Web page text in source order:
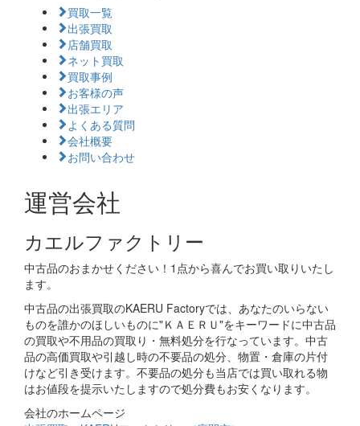
買取一覧
出張買取
店舗買取
ネット買取
買取事例
お客様の声
出張エリア
よくある質問
会社概要
お問い合わせ
運営会社
カエルファクトリー
中古品のおまかせください！1点から喜んでお買い取りいたし
ます。
中古品の出張買取のKAERU Factoryでは、あなたのいらない
ものを誰かのほしいものに"ＫＡＥＲＵ"をキーワードに中古品
の買取や不用品の買取り・無料処分を行なっています。中古
品の高価買取や引越し時の不要品の処分、物置・倉庫の片付
けなど引き受けます。不要品の処分も当店では買い取れる物
はお値段を提示いたしますので処分費もお安くなります。
会社のホームページ